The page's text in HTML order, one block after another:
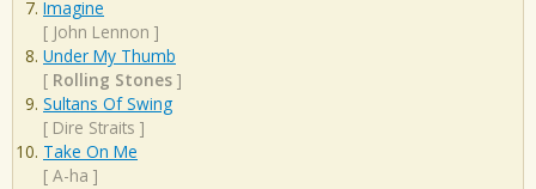
Imagine
[ John Lennon ]
Under My Thumb
[ Rolling Stones ]
Sultans Of Swing
[ Dire Straits ]
Take On Me
[ A-ha ]